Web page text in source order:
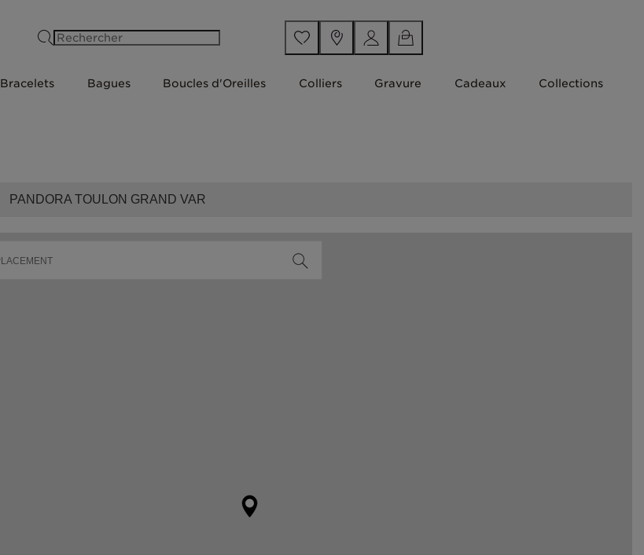
Bracelets Bagues Boucles d'Oreilles Colliers Gravure Cadeaux Collections
PANDORA TOULON GRAND VAR